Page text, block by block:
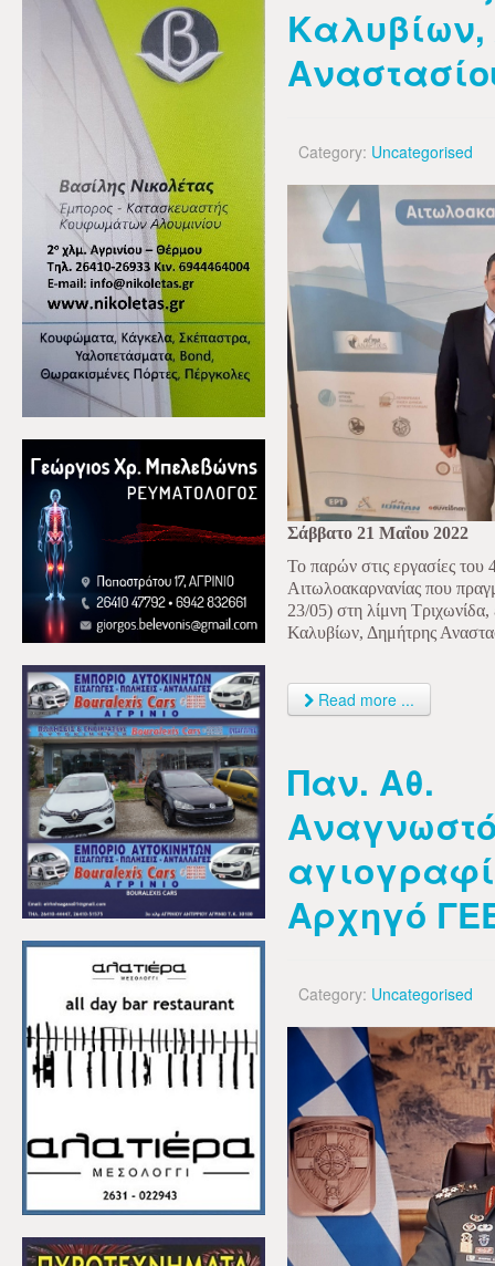
Category: Uncategorised
Σάββατο 21 Μαΐου 2022
Το παρών στις εργασίες του
Αιτωλοακαρνανίας που
23/05) στη λίμνη
Καλυβίων, Δημήτρης
Read more ...
Παν. Αθ.
Αρχηγό
Category: Uncategorised